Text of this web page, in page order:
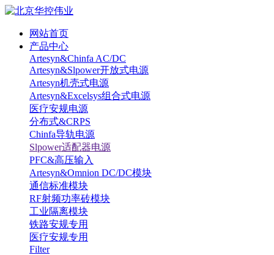
网站首页
产品中心
Artesyn&Chinfa AC/DC
Artesyn&Slpower开放式电源
Artesyn机壳式电源
Artesyn&Excelsys组合式电源
医疗安规电源
分布式&CRPS
Chinfa导轨电源
Slpower适配器电源
PFC&高压输入
Artesyn&Omnion DC/DC模块
通信标准模块
RF射频功率砖模块
工业隔离模块
铁路安规专用
医疗安规专用
Filter